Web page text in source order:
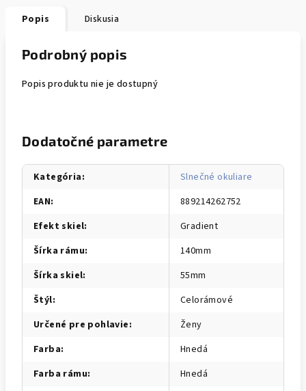
Popis Diskusia
Podrobný popis
Popis produktu nie je dostupný
Dodatočné parametre
Kategória:
Slnečné okuliare
EAN:
889214262752
Efekt skiel:
Gradient
Šírka rámu:
140mm
Šírka skiel:
55mm
Štýl:
Celorámové
Určené pre pohlavie:
Ženy
Farba:
Hnedá
Farba rámu:
Hnedá